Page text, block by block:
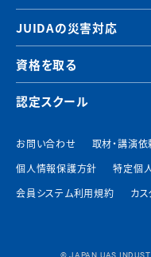
JUIDAの災害対応
資格を取る
認定スクール
お問い合わせ 取材・講演依
個人情報保護方針
特定個
会員システム利用規約
カ